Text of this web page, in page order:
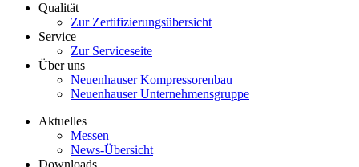
Qualität
Zur Zertifizierungsübersicht
Service
Zur Serviceseite
Über uns
Neuenhauser Kompressorenbau
Neuenhauser Unternehmensgruppe
Aktuelles
Messen
News-Übersicht